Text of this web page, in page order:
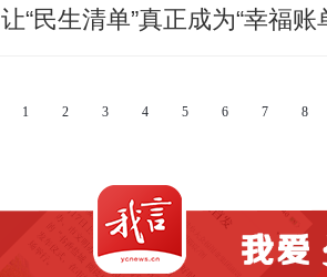
让“民生清单”真正成为“幸福账
1 2 3 4 5 6 7 8